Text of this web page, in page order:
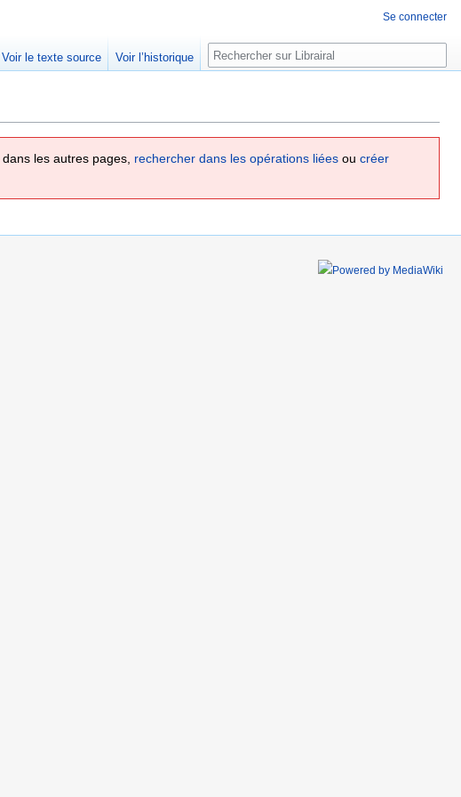
dans les autres pages, rechercher dans les opérations liées ou créer
Se connecter
Voir le texte source Voir l’historique Rechercher